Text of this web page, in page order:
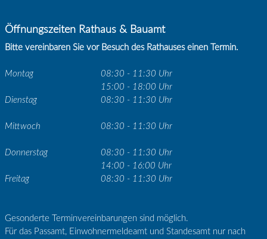
Öffnungszeiten Rathaus & Bauamt
Bitte vereinbaren Sie vor Besuch des Rathauses einen Termin.
Montag
08:30 - 11:30 Uhr
15:00 - 18:00 Uhr
Dienstag
08:30 - 11:30 Uhr
Mittwoch 08:30 - 11:30 Uhr
Donnerstag
08:30 - 11:30 Uhr
14:00 - 16:00 Uhr
Freitag
08:30 - 11:30 Uhr
Gesonderte Terminvereinbarungen sind möglich.
Für das Passamt, Einwohnermeldeamt und Standesamt nur nach